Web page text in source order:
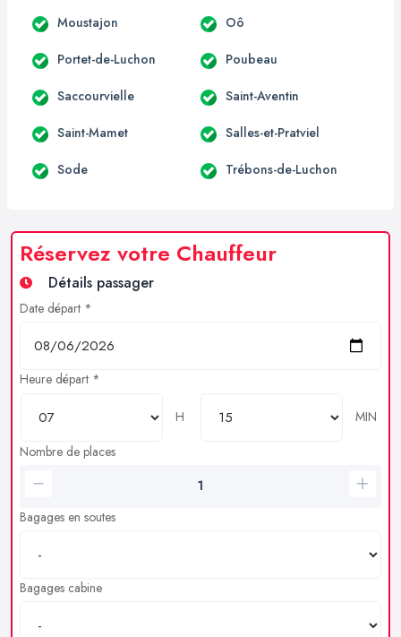
Moustajon Oô
Portet-de-Luchon Poubeau
Saccourvielle Saint-Aventin
Saint-Mamet Salles-et-Pratviel
Sode Trébons-de-Luchon
Réservez votre Chauffeur
Détails passager
Date départ *
Heure départ *
H
MIN
Nombre de places
Bagages en soutes
Bagages cabine